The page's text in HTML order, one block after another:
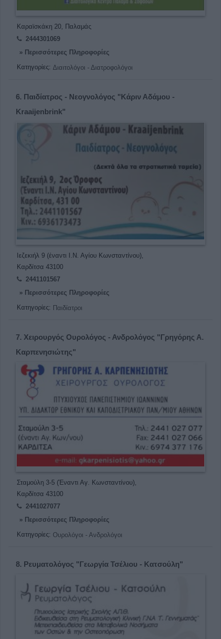
Καραϊσκάκη 20, Παλαμάς
2444301069
» Περισσότερες Πληροφορίες
Κατηγορίες: Διαιτολόγοι - Διατροφολόγοι
6. Παιδίατρος - Νεογνολόγος "Κάριν Αδάμου -
Kraaijenbrink"
Ιεζεκιήλ 9 (έναντι Ι.Ν. Αγίου Κωνσταντίνου),
Καρδίτσα 43100
2441101567
» Περισσότερες Πληροφορίες
Κατηγορίες: Παιδίατροι
7. Χειρουργός Ουρολόγος - Ανδρολόγος "Γρηγόρης Α.
Καρπενησιώτης"
Σταμούλη 3-5 (Έναντι Αγ. Κωνσταντίνου),
Καρδίτσα 43100
2441027077
» Περισσότερες Πληροφορίες
Κατηγορίες: Ουρολόγοι - Ανδρολόγοι
8. Ρευματολόγος "Γεωργία Τσέλιου - Κατσούλη"